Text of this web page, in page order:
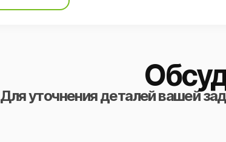
Для уточнения деталей вашей